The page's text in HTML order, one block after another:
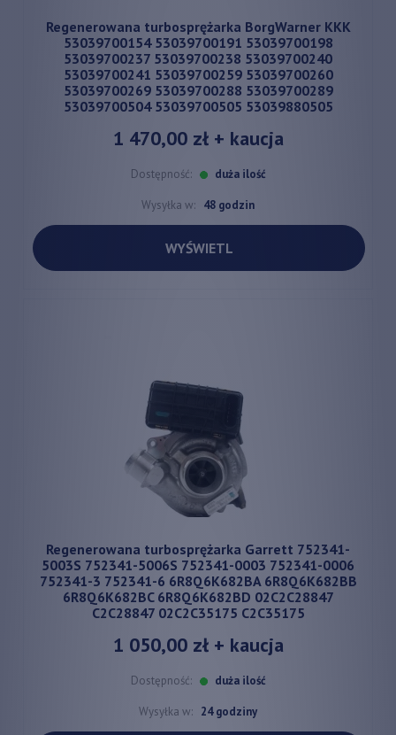
Regenerowana turbosprężarka BorgWarner KKK
53039700154 53039700191 53039700198
53039700237 53039700238 53039700240
53039700241 53039700259 53039700260
53039700269 53039700288 53039700289
53039700504 53039700505 53039880505
1 470,00 zł+ kaucja
Dostępność: duża ilość
Wysyłka w: 48 godzin
WYŚWIETL
Regenerowana turbosprężarka Garrett 752341-
5003S 752341-5006S 752341-0003 752341-0006
752341-3 752341-6 6R8Q6K682BA 6R8Q6K682BB
6R8Q6K682BC 6R8Q6K682BD 02C2C28847
C2C28847 02C2C35175 C2C35175
1 050,00 zł+ kaucja
Dostępność: duża ilość
Wysyłka w: 24 godziny